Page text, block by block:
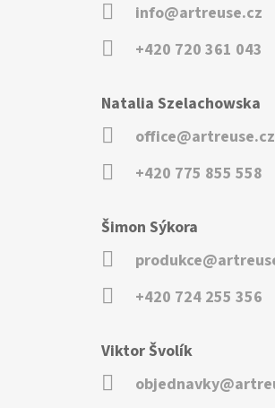
info@artreuse.cz
+420 720 361 043
Natalia Szelachowska
office@artreuse.cz
+420 775 855 558
Šimon Sýkora
+420 724 255 356
Viktor Švolík